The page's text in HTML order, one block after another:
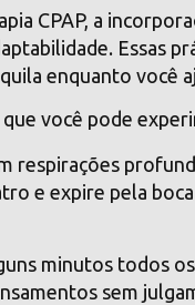
CPAP, a
Essas
enquanto você
você pode
respirações
e expire pela
minutos todos
sem